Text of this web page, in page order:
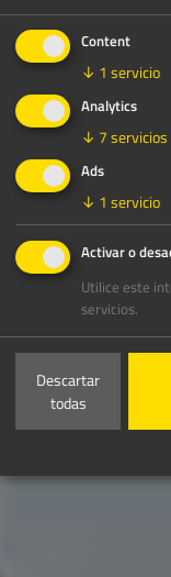
Content
↓ 1 servicio
Analytics
↓ 7servicios
Ads
↓ 1 servicio
Activar o
Utilice este
servicios.
Descartar
todas